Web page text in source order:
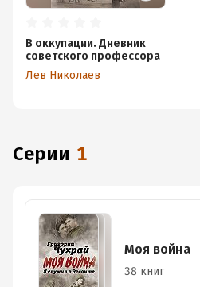
В оккупации. Дневник
советского профессора
Лев Николаев
Серии 1
Моя война
38 книг